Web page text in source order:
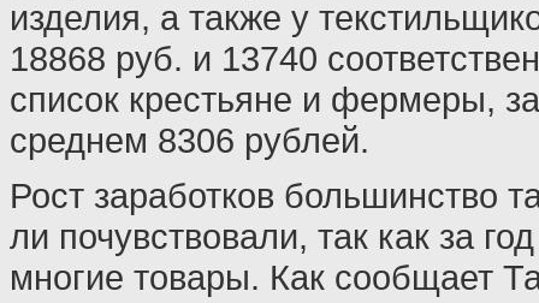
изделия, а также у
18868 руб. и 13740
список крестьяне и фермеры,
среднем 8306 рублей.
Рост заработков большинство
ли почувствовали, так как за
многие товары. Как сообщает